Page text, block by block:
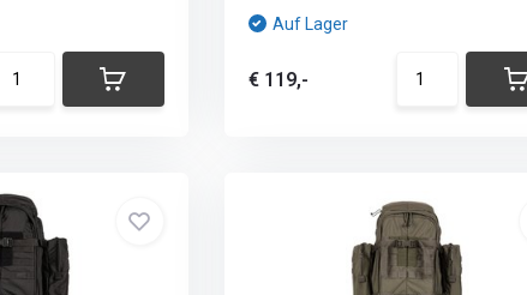
Auf Lager
€ 119,-